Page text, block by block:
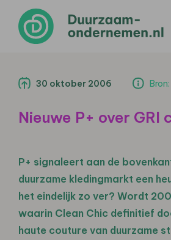
30 oktober 2006 Bron:
Nieuwe P+ over GRI
P+ signaleert aan de
duurzame kledingmarkt een
het eindelijk zo ver? Wordt
waarin Clean Chic definitief
haute couture van duurzame